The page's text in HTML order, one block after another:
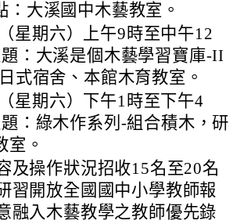
大溪國中木藝教室。
星期六）上午9時至中午12
：大溪是個木藝學習寶庫-II
式宿舍、本館木育教室。
星期六）下午1時至下午4
：綠木作系列-組合積木，研
室。
及操作狀況招收15名至20名
習開放全國國中小學教師報
融入木藝教學之教師優先錄